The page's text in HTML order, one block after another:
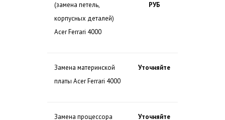
(замена петель,
корпусных деталей)
Acer Ferrari 4000
РУБ
Замена материнской
платы Acer Ferrari 4000
Уточняйте
Замена процессора Уточняйте